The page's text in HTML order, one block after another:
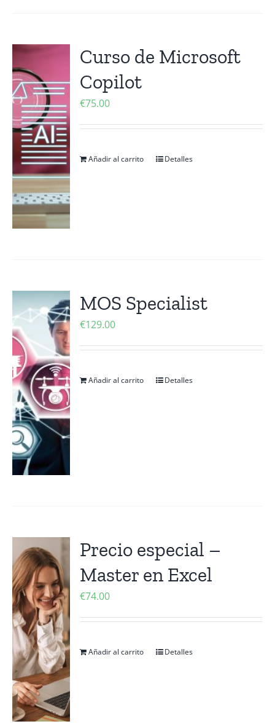
Curso de Microsoft
Copilot
€75.00
Añadir al carrito Detalles
MOS Specialist
€129.00
Añadir al carrito Detalles
Precio especial –
Master en Excel
€74.00
Añadir al carrito Detalles